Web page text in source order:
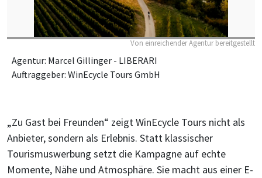
Von einreichender Agentur bereitgestellt
Agentur: Marcel Gillinger - LIBERARI
Auftraggeber: WinEcycle Tours GmbH
„Zu Gast bei Freunden“ zeigt WinEcycle Tours nicht als
Anbieter, sondern als Erlebnis. Statt klassischer
Tourismuswerbung setzt die Kampagne auf echte
Momente, Nähe und Atmosphäre. Sie macht aus einer E-